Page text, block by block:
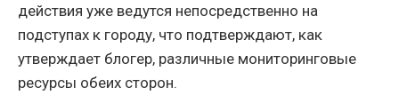
действия уже ведутся непосредственно на
подступах к городу, что подтверждают, как
утверждает блогер, различные мониторинговые
ресурсы обеих сторон.